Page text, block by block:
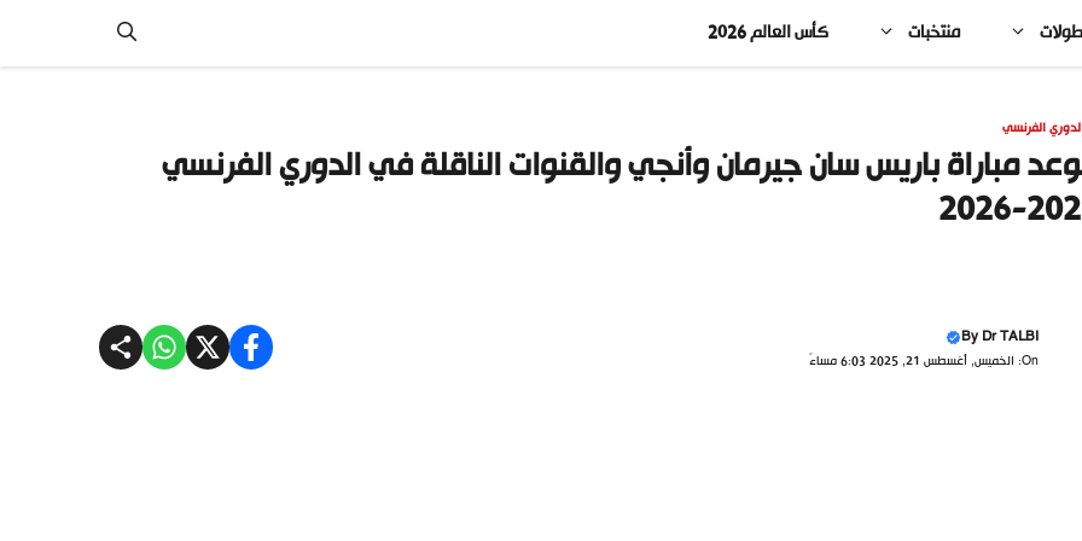
منتخبات كأس العالم 2026
الفرنسي
مباراة باريس سان جيرمان وأنجي والقنوات الناقلة في الدوري الفرنسي
2025-
ByDr TALBI
On: الخميس, أغسطس 21, 2025 6:03 مساءً